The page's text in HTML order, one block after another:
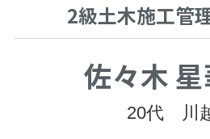
2級土木施工管
佐々木
20代 川